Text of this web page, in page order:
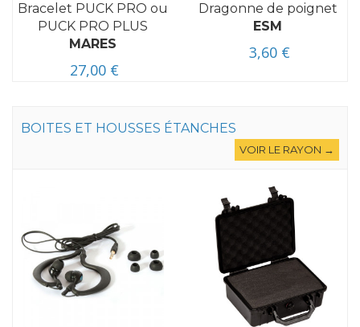
Bracelet PUCK PRO ou
PUCK PRO PLUS
MARES
27,00 €
Dragonne de poignet
ESM
3,60 €
BOITES ET HOUSSES ÉTANCHES
VOIR LE RAYON →